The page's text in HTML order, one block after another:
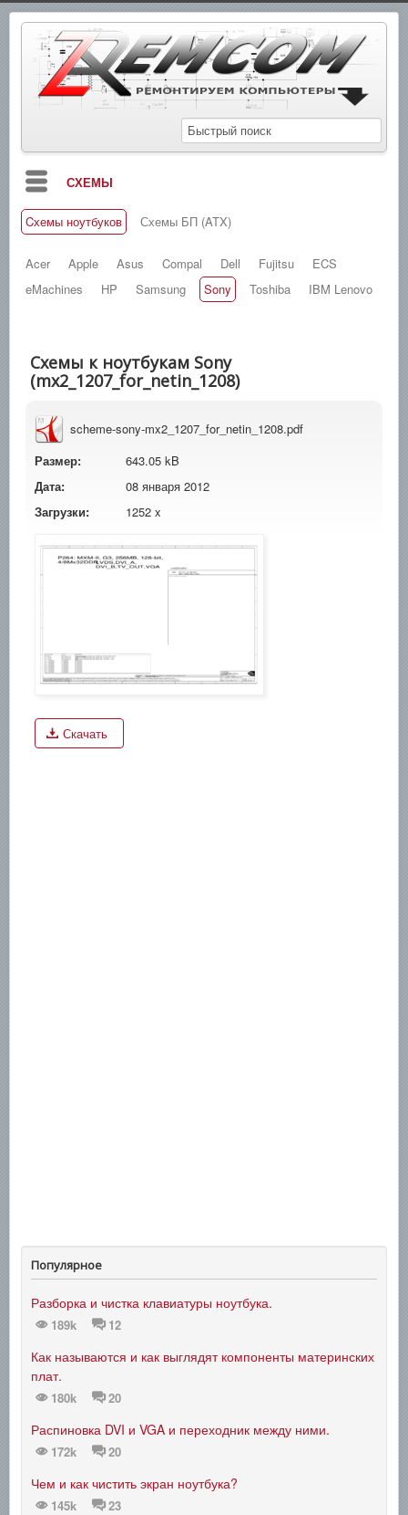
СХЕМЫ
БЛОГ
МАНУАЛЫ
СПРАВОЧНИКИ
НОВОСТИ
Cхемы ноутбуков Схемы БП (ATX)
Acer Apple Asus Compal Dell Fujitsu
ECS
eMachines
HP Samsung Sony Toshiba IBM Lenovo
Схемы к ноутбукам Sony
(mx2_1207_for_netin_1208)
scheme-sony-mx2_1207_for_netin_1208.pdf
Размер:
643.05 kB
Дата:
08 января 2012
Загрузки:
1252 x
Скачать
Популярное
Разборка и чистка клавиатуры ноутбука.
189k 12
Как называются и как выглядят компоненты материнских
плат.
180k 20
Распиновка DVI и VGA и переходник между ними.
172k 20
Чем и как чистить экран ноутбука?
145k 23